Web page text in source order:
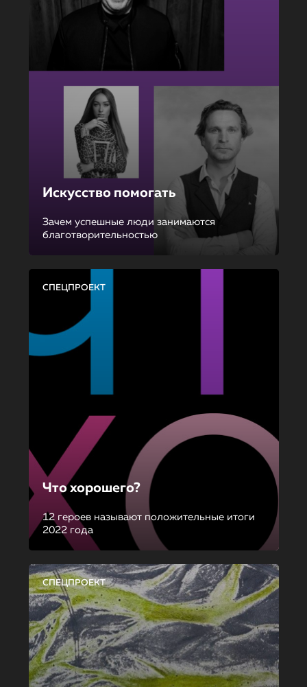
Искусство помогать
Зачем успешные люди занимаются
благотворительностью
СПЕЦПРОЕКТ
Что хорошего?
12 героев называют положительные итоги
2022 года
СПЕЦПРОЕКТ